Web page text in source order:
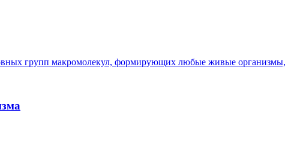
групп макромолекул, формирующих любые живые